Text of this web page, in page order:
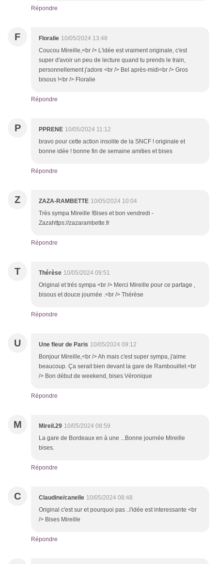
Répondre
F Floralie 10/05/2024 13:48
Coucou Mireille,<br /> L'idée est vraiment originale, c'est
super d'avoir un peu de lecture quand tu prends le train,
personnellement j'adore <br /> Bel après-midi<br /> Gros
bisous !<br /> Floralie
Répondre
P PPRENE 10/05/2024 11:12
bravo pour cette action insolite de la SNCF ! originale et
bonne idée ! bonne fin de semaine amities et bises
Répondre
Z ZAZA-RAMBETTE 10/05/2024 10:04
Très sympa Mireille !Bises et bon vendredi -
Zazahttps://zazarambette.fr
Répondre
T Thérèse 10/05/2024 09:51
Original et trés sympa <br /> Merci Mireille pour ce partage ,
bisous et douce journée .<br /> Thérèse
Répondre
U Une fleur de Paris 10/05/2024 09:12
Bonjour Mireille,<br /> Ah mais c'est super sympa, j'aime
beaucoup. Ça serait bien devant la gare de Rambouillet.<br
/> Bon début de weekend, bises Véronique
Répondre
M Mireil.29 10/05/2024 08:59
La gare de Bordeaux en à une ...Bonne journée Mireille
bises.
Répondre
C Claudine/canelle 10/05/2024 08:48
Original c'est sur et pourquoi pas ..l'idée est interessante <br
/> Bises Mireille
Répondre